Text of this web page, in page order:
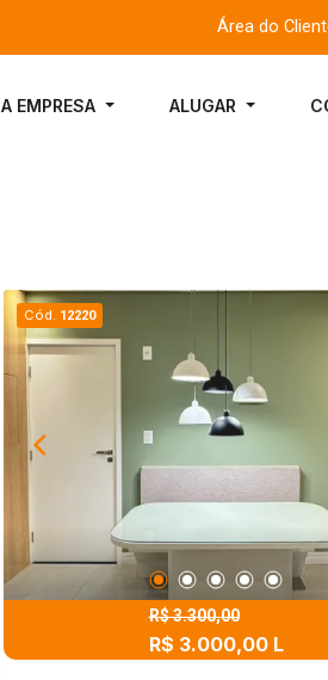
Área do
A EMPRESA ALUGAR
Cód. 12220
R$ 3.300,00
R$ 3.000,00 L